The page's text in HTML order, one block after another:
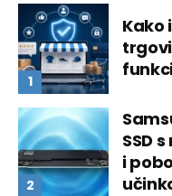
Kako
SSD
i